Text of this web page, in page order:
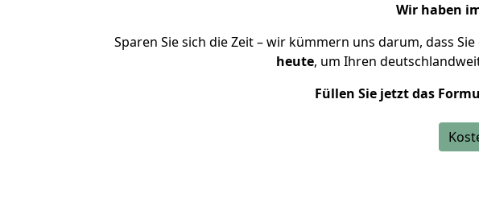
Wir haben
Sparen Sie sich die Zeit – wir kümmern uns darum, dass
heute, um Ihren
Füllen Sie jetzt das